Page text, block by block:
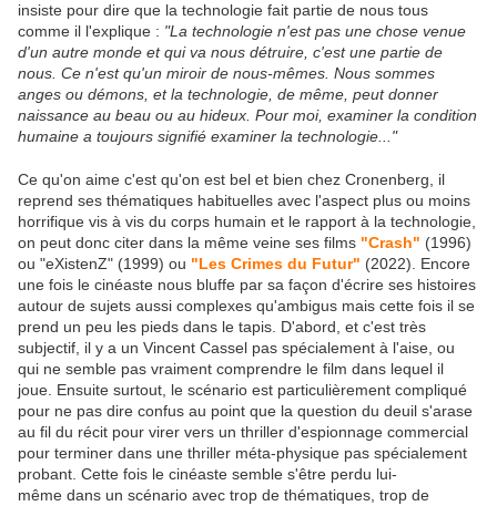
insiste pour dire que la technologie fait partie de nous tous
comme il l'explique : "La technologie n'est pas une chose venue
d'un autre monde et qui va nous détruire, c'est une partie de
nous. Ce n'est qu'un miroir de nous-mêmes. Nous sommes
anges ou démons, et la technologie, de même, peut donner
naissance au beau ou au hideux. Pour moi, examiner la condition
humaine a toujours signifié examiner la technologie..."
Ce qu'on aime c'est qu'on est bel et bien chez Cronenberg, il
reprend ses thématiques habituelles avec l'aspect plus ou moins
horrifique vis à vis du corps humain et le rapport à la technologie,
on peut donc citer dans la même veine ses films "Crash" (1996)
ou "eXistenZ" (1999) ou "Les Crimes du Futur" (2022). Encore
une fois le cinéaste nous bluffe par sa façon d'écrire ses histoires
autour de sujets aussi complexes qu'ambigus mais cette fois il se
prend un peu les pieds dans le tapis. D'abord, et c'est très
subjectif, il y a un Vincent Cassel pas spécialement à l'aise, ou
qui ne semble pas vraiment comprendre le film dans lequel il
joue. Ensuite surtout, le scénario est particulièrement compliqué
pour ne pas dire confus au point que la question du deuil s'arase
au fil du récit pour virer vers un thriller d'espionnage commercial
pour terminer dans une thriller méta-physique pas spécialement
probant. Cette fois le cinéaste semble s'être perdu lui-
même dans un scénario avec trop de thématiques, trop de